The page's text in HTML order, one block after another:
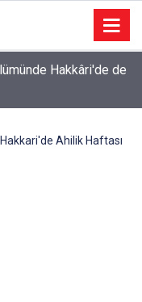
Hakkâri'de de
Hakkari'de Ahilik Haftası